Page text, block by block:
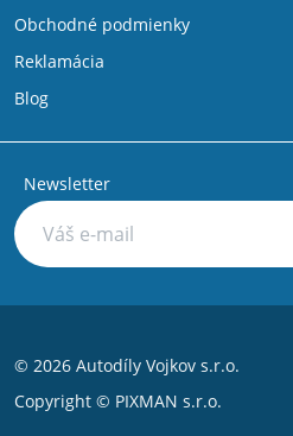
Obchodné podmienky
Reklamácia
Blog
Newsletter
© 2026 Autodíly Vojkov s.r.o.
Copyright © PIXMAN s.r.o.